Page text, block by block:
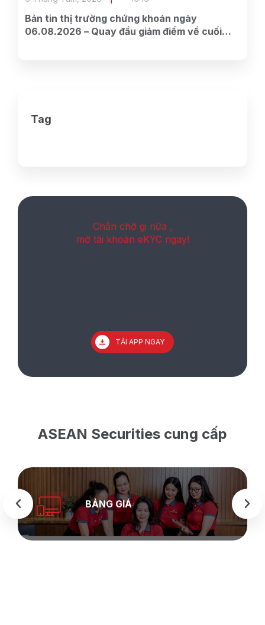
Bản tin thị trường chứng khoán ngày
06.08.2026 – Quay đầu giảm điểm về cuối
Tag
Chần chờ gi nữa ,
mở tài khoản eKYC ngay!
TẢI APP NGAY
ASEAN Securities cung cấp
BẢNG GIÁ